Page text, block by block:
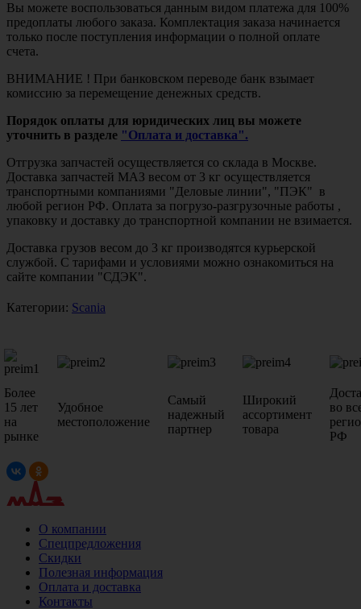
Вы можете воспользоваться данным видом платежа для 100%
предоплаты любого заказа. Комплектация заказа начинается
только после поступления информации о полной оплате
счета.
ВНИМАНИЕ ! При банковском переводе банк взымает
комиссию за перемещение денежных средств.
Порядок оплаты для юридических лиц вы можете
уточнить в разделе "Оплата и доставка".
Отгрузка запчастей осуществляется со склада в Москве.
Доставка запчастей МАЗ весом от 3 кг осуществляется
транспортными компаниями "Деловые линии", "ПЭК" в
любой регион РФ. Оплата за погрузо-разгрузочные работы ,
упаковку и доставку до транспортной компании не взимается.
Доставка грузов весом до 3 кг производятся курьерской
службой. С тарифами и условиями можно ознакомиться на
сайте компании "СДЭК".
Категории: Scania
Более
15 лет
на
рынке
Удобное
местоположение
Самый
надежный
партнер
Широкий
ассортимент
товара
во
РФ
О компании
Спецпредложения
Скидки
Полезная информация
Оплата и доставка
Контакты